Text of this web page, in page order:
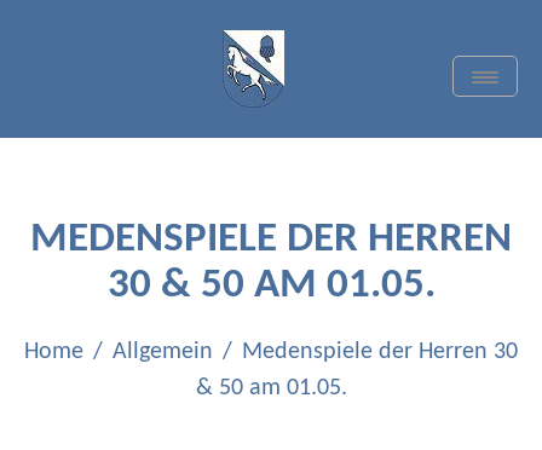
Toggle
TC BLAU-WEISS
E.V.
MEDENSPIELE DER HERREN
30 & 50 AM 01.05.
Home Allgemein
Medenspiele der Herren 30
& 50 am 01.05.